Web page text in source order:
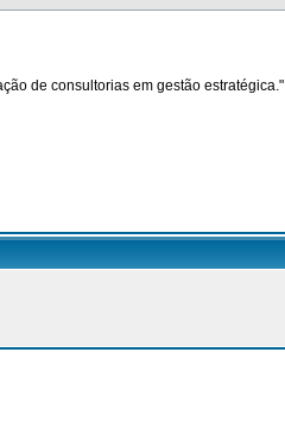
de consultorias em gestão estratégica."